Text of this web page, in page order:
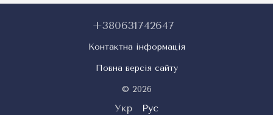
+380631742647
Контактна інформація
Повна версія сайту
© 2026
Укр Рус